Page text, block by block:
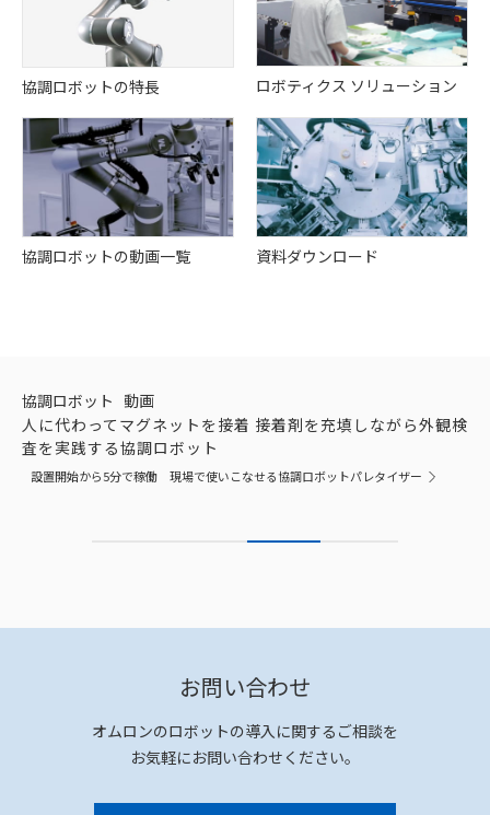
協調ロボットの特長 ロボティクス ソリューション
協調ロボットの動画一覧 資料ダウンロード
協調ロボット 動画
人に代わってマグネットを接着 接着剤を充填しながら外観検
査を実践する協調ロボット
設置開始から5分で稼働 現場で使いこなせる協調ロボットパレタイザー
お問い合わせ
オムロンのロボットの導入に関するご相談を
お気軽にお問い合わせください。